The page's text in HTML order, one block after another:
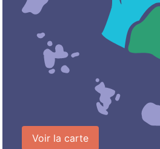
Voir la carte